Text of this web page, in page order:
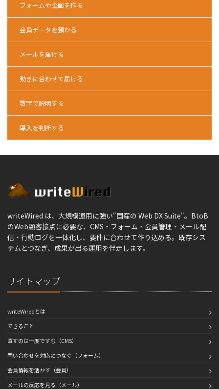
フォームや企画を作る
会員データを預かる
メールを届ける
動きに合わせて届ける
数字で説明する
導入を判断する
writeWired は、大規模運用に強い"国産の Web DX Suite"。BtoB
のWeb顧客接点に必要な、CMS・フォーム・会員管理・メール配
信・行動ログを一体化し、要件に合わせて作り込める。既存シス
テムとつなぎ、成果が出る運用を伴走します。
サイトマップ
writeWiredとは
できること
直すのは一度ですむ（CMS）
問い合わせを対応につなぐ（フォーム）
会員情報を活かす（会員）
メールの反応を見る（メール）